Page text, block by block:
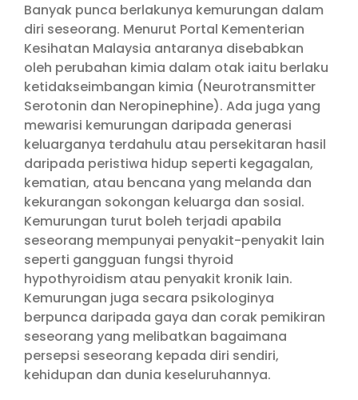
Banyak punca berlakunya kemurungan dalam
diri seseorang. Menurut Portal Kementerian
Kesihatan Malaysia antaranya disebabkan
oleh perubahan kimia dalam otak iaitu berlaku
ketidakseimbangan kimia (Neurotransmitter
Serotonin dan Neropinephine). Ada juga yang
mewarisi kemurungan daripada generasi
keluarganya terdahulu atau persekitaran hasil
daripada peristiwa hidup seperti kegagalan,
kematian, atau bencana yang melanda dan
kekurangan sokongan keluarga dan sosial.
Kemurungan turut boleh terjadi apabila
seseorang mempunyai penyakit-penyakit lain
seperti gangguan fungsi thyroid
hypothyroidism atau penyakit kronik lain.
Kemurungan juga secara psikologinya
berpunca daripada gaya dan corak pemikiran
seseorang yang melibatkan bagaimana
persepsi seseorang kepada diri sendiri,
kehidupan dan dunia keseluruhannya.